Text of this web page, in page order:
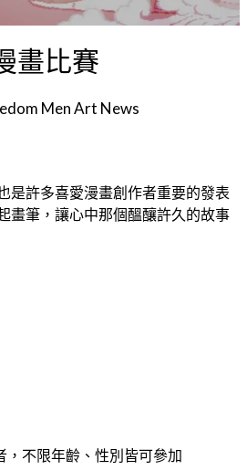
畫比賽
Men Art News
是許多喜愛漫畫創作者重要的發表
畫筆，讓心中那個醞釀許久的故事
，不限年齡、性別皆可參加